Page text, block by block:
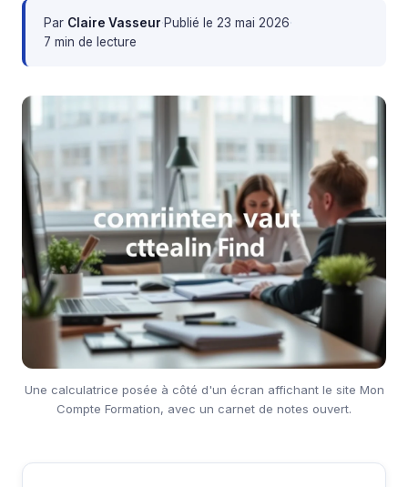
Par Claire Vasseur·Publié le 23 mai 2026·
7 min de lecture
Une calculatrice posée à côté d'un écran affichant le site Mon
Compte Formation, avec un carnet de notes ouvert.